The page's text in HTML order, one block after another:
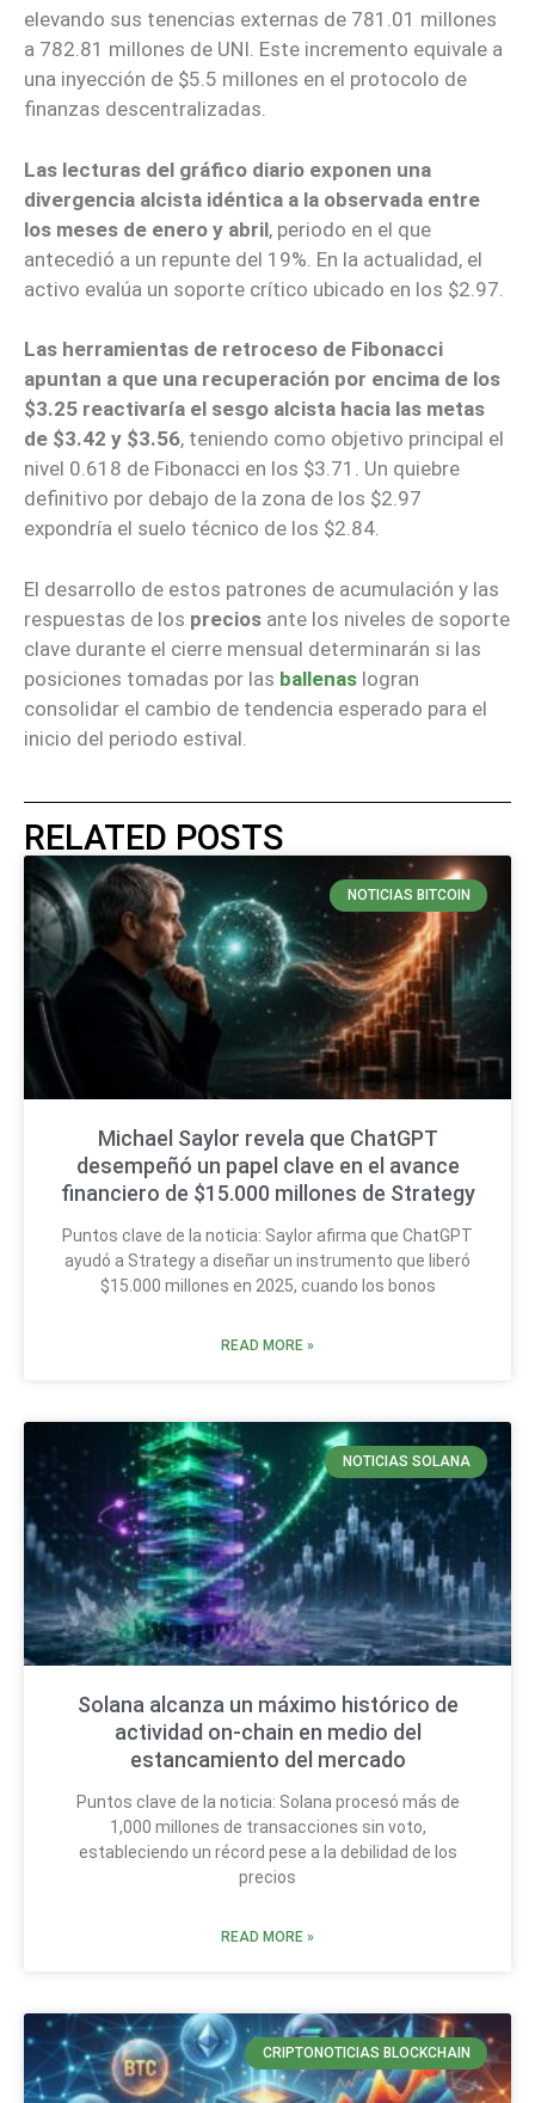
elevando sus tenencias externas de 781.01 millones
a 782.81 millones de UNI. Este incremento equivale a
una inyección de $5.5 millones en el protocolo de
finanzas descentralizadas.
Las lecturas del gráfico diario exponen una
divergencia alcista idéntica a la observada entre
los meses de enero y abril, periodo en el que
antecedió a un repunte del 19%. En la actualidad, el
activo evalúa un soporte crítico ubicado en los $2.97.
Las herramientas de retroceso de Fibonacci
apuntan a que una recuperación por encima de los
$3.25 reactivaría el sesgo alcista hacia las metas
de $3.42 y $3.56, teniendo como objetivo principal el
nivel 0.618 de Fibonacci en los $3.71. Un quiebre
definitivo por debajo de la zona de los $2.97
expondría el suelo técnico de los $2.84.
El desarrollo de estos patrones de acumulación y las
respuestas de los precios ante los niveles de soporte
clave durante el cierre mensual determinarán si las
posiciones tomadas por las ballenas logran
consolidar el cambio de tendencia esperado para el
inicio del periodo estival.
RELATED POSTS
NOTICIAS BITCOIN
Michael Saylor revela que ChatGPT
desempeñó un papel clave en el avance
financiero de $15.000 millones de Strategy
Puntos clave de la noticia: Saylor afirma que ChatGPT
ayudó a Strategy a diseñar un instrumento que liberó
$15.000 millones en 2025, cuando los bonos
READ MORE »
NOTICIAS SOLANA
Solana alcanza un máximo histórico de
actividad on-chain en medio del
estancamiento del mercado
Puntos clave de la noticia: Solana procesó más de
1,000 millones de transacciones sin voto,
estableciendo un récord pese a la debilidad de los
precios
READ MORE »
CRIPTONOTICIAS BLOCKCHAIN